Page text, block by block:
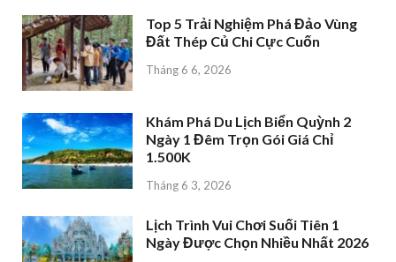
Top 5 Trải Nghiệm Phá Đảo Vùng
Đất Thép Củ Chi Cực Cuốn
Tháng 6 6, 2026
Khám Phá Du Lịch Biển Quỳnh 2
Ngày 1 Đêm Trọn Gói Giá Chỉ
1.500K
Tháng 6 3, 2026
Lịch Trình Vui Chơi Suối Tiên 1
Ngày Được Chọn Nhiều Nhất 2026